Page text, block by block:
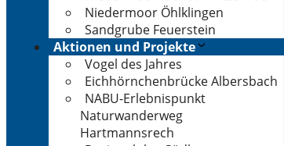
Niedermoor Öhlklingen
Sandgrube Feuerstein
Aktionen und Projekte
Vogel des Jahres
Eichhörnchenbrücke Albersbach
NABU-Erlebnispunkt
Naturwanderweg
Hartmannsrech